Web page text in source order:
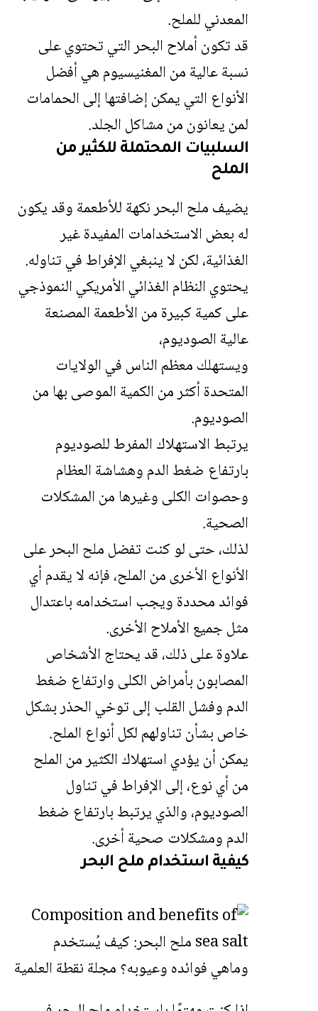
المعدني للملح.
قد تكون أملاح البحر التي تحتوي على
نسبة عالية من المغنيسيوم هي أفضل
الأنواع التي يمكن إضافتها إلى الحمامات
لمن يعانون من مشاكل الجلد.
السلبيات المحتملة للكثير من
الملح
يضيف ملح البحر نكهة للأطعمة وقد يكون
له بعض الاستخدامات المفيدة غير
الغذائية، لكن لا ينبغي الإفراط في تناوله.
يحتوي النظام الغذائي الأمريكي النموذجي
على كمية كبيرة من الأطعمة المصنعة
عالية الصوديوم،
ويستهلك معظم الناس في الولايات
المتحدة أكثر من الكمية الموصى بها من
الصوديوم.
يرتبط الاستهلاك المفرط للصوديوم
بارتفاع ضغط الدم وهشاشة العظام
وحصوات الكلى وغيرها من المشكلات
الصحية.
لذلك، حتى لو كنت تفضل ملح البحر على
الأنواع الأخرى من الملح، فإنه لا يقدم أي
فوائد محددة ويجب استخدامه باعتدال
مثل جميع الأملاح الأخرى.
علاوة على ذلك، قد يحتاج الأشخاص
المصابون بأمراض الكلى وارتفاع ضغط
الدم وفشل القلب إلى توخي الحذر بشكل
خاص بشأن تناولهم لكل أنواع الملح.
يمكن أن يؤدي استهلاك الكثير من الملح
من أي نوع، إلى الإفراط في تناول
الصوديوم، والذي يرتبط بارتفاع ضغط
الدم ومشكلات صحية أخرى.
كيفية استخدام ملح البحر